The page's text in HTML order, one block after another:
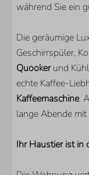
Anzahl
Smart TV
Zusätzliche
während Sie ein
Die geräumige
Geschirrspüler,
Quookerund
echte Kaffee-
Kaffeemaschine.
lange Abende
Ihr Haustier ist in